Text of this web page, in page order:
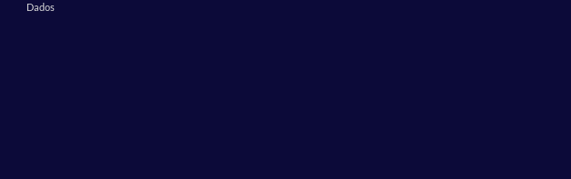
Dados